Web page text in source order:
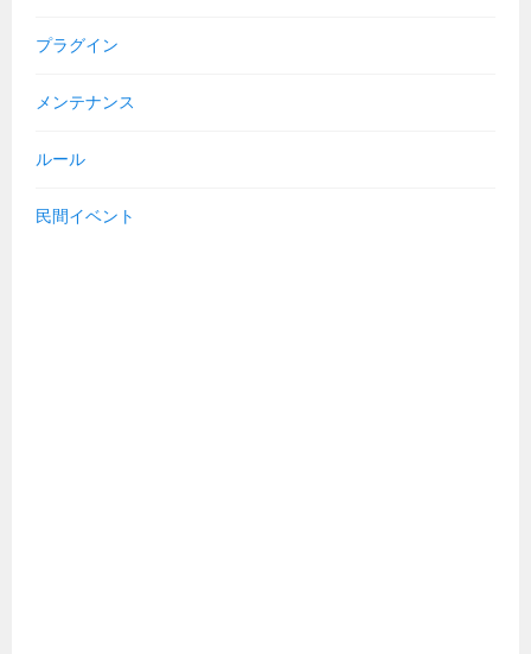
プラグイン
メンテナンス
ルール
民間イベント